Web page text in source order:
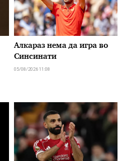
Алкараз нема да игра во
Синсинати
05/08/2026 11:08